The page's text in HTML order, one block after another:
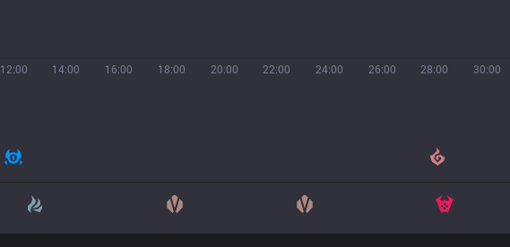
12:00 14:00 16:00 18:00 20:00 22:00 24:00 26:00 28:00 30:00